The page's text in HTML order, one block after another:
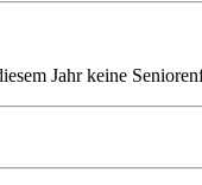
Jahr keine